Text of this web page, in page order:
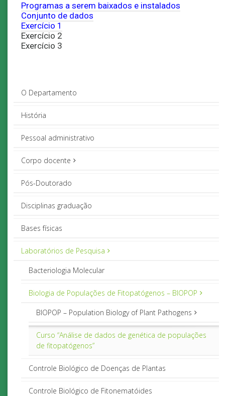
Programas a serem baixados e instalados
Conjunto de dados
Exercício 1
Exercício 2
Exercício 3
O Departamento
História
Pessoal administrativo
Corpo docente
Pós-Doutorado
Disciplinas graduação
Bases físicas
Laboratórios de Pesquisa
Bacteriologia Molecular
Biologia de Populações de Fitopatógenos – BIOPOP
BIOPOP – Population Biology of Plant Pathogens
Curso “Análise de dados de genética de populações
de fitopatógenos”
Controle Biológico de Doenças de Plantas
Controle Biológico de Fitonematóides